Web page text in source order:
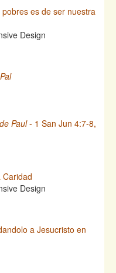
es de ser nuestra
Paul- 1 San Jun 4:7-8,
Caridad
a Jesucristo en